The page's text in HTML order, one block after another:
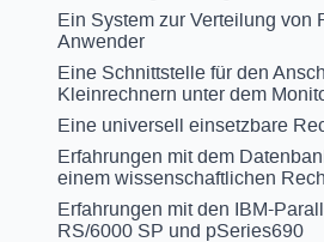
Ein System zur Verteilung von
Anwender
Eine Schnittstelle für den
Kleinrechnern unter dem
Eine universell einsetzbare
Erfahrungen mit dem
einem wissenschaftlichen
Erfahrungen mit den IBM-
RS/6000 SP und pSeries690